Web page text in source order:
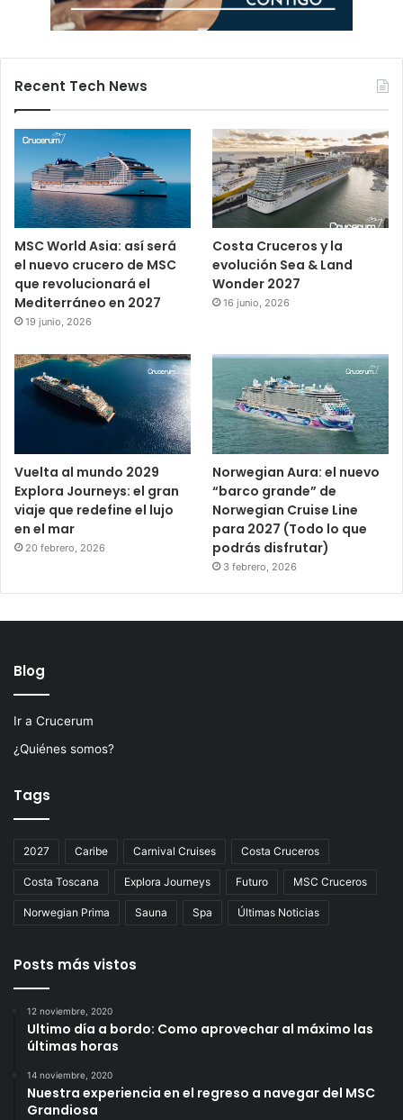
Recent Tech News
MSC World Asia: así será
el nuevo crucero de MSC
que revolucionará el
Mediterráneo en 2027
19 junio, 2026
Costa Cruceros y la
evolución Sea & Land
Wonder 2027
16 junio, 2026
Vuelta al mundo 2029
Explora Journeys: el gran
viaje que redefine el lujo
en el mar
20 febrero, 2026
Norwegian Aura: el nuevo
“barco grande” de
Norwegian Cruise Line
para 2027 (Todo lo que
podrás disfrutar)
3 febrero, 2026
Blog
Ir a Crucerum
¿Quiénes somos?
Tags
2027 Caribe Carnival Cruises Costa Cruceros
Costa Toscana Explora Journeys Futuro MSC Cruceros
Norwegian Prima Sauna Spa Últimas Noticias
Posts más vistos
12 noviembre, 2020
Ultimo día a bordo: Como aprovechar al máximo las
últimas horas
14 noviembre, 2020
Nuestra experiencia en el regreso a navegar del MSC
Grandiosa